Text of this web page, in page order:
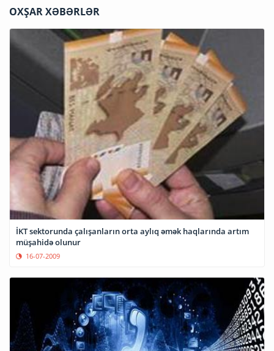
OXŞAR XƏBƏRLƏR
İKT sektorunda çalışanların orta aylıq əmək haqlarında artım
müşahidə olunur
16-07-2009